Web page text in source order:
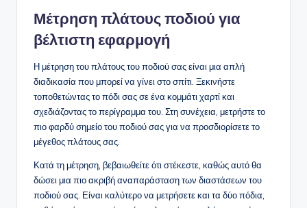
Μέτρηση πλάτους ποδιού για
βέλτιστη εφαρμογή
Η μέτρηση του πλάτους του ποδιού σας είναι μια απλή
διαδικασία που μπορεί να γίνει στο σπίτι. Ξεκινήστε
τοποθετώντας το πόδι σας σε ένα κομμάτι χαρτί και
σχεδιάζοντας το περίγραμμα του. Στη συνέχεια, μετρήστε το
πιο φαρδύ σημείο του ποδιού σας για να προσδιορίσετε το
μέγεθος πλάτους σας.
Κατά τη μέτρηση, βεβαιωθείτε ότι στέκεστε, καθώς αυτό θα
δώσει μια πιο ακριβή αναπαράσταση των διαστάσεων του
ποδιού σας. Είναι καλύτερο να μετρήσετε και τα δύο πόδια,